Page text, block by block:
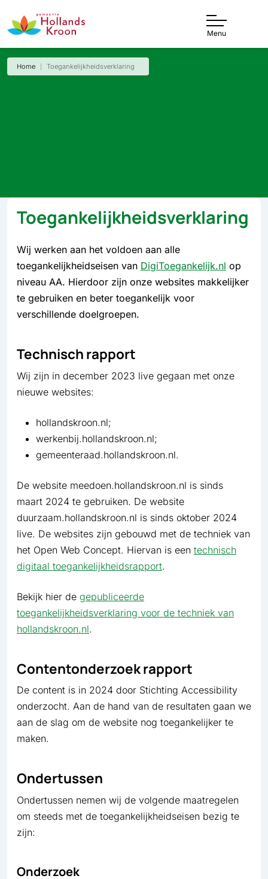
Menu
Home Toegankelijkheidsverklaring
Toegankelijkheidsverklaring
Wij werken aan het voldoen aan alle
toegankelijkheidseisen van DigiToegankelijk.nl op
niveau AA. Hierdoor zijn onze websites makkelijker
te gebruiken en beter toegankelijk voor
verschillende doelgroepen.
Technisch rapport
Wij zijn in december 2023 live gegaan met onze
nieuwe websites:
hollandskroon.nl;
werkenbij.hollandskroon.nl;
gemeenteraad.hollandskroon.nl.
De website meedoen.hollandskroon.nl is sinds
maart 2024 te gebruiken. De website
duurzaam.hollandskroon.nl is sinds oktober 2024
live. De websites zijn gebouwd met de techniek van
het Open Web Concept. Hiervan is een technisch
digitaal toegankelijkheidsrapport.
Bekijk hier de gepubliceerde
toegankelijkheidsverklaring voor de techniek van
hollandskroon.nl.
Contentonderzoek rapport
De content is in 2024 door Stichting Accessibility
onderzocht. Aan de hand van de resultaten gaan we
aan de slag om de website nog toegankelijker te
maken.
Ondertussen
Ondertussen nemen wij de volgende maatregelen
om steeds met de toegankelijkheidseisen bezig te
zijn:
Onderzoek